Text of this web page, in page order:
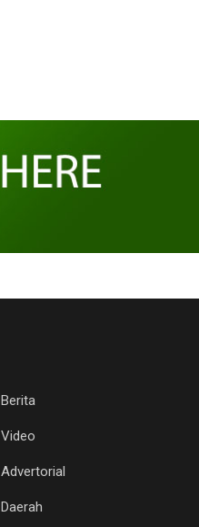
Berita
Video
Advertorial
Daerah